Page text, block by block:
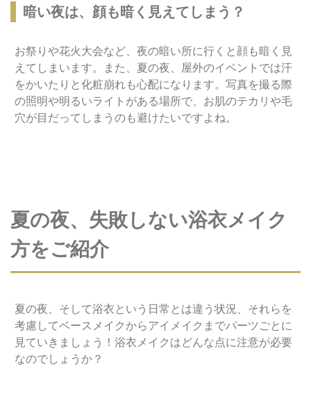
暗い夜は、顔も暗く見えてしまう？
お祭りや花火大会など、夜の暗い所に行くと顔も暗く見
えてしまいます。また、夏の夜、屋外のイベントでは汗
をかいたりと化粧崩れも心配になります。写真を撮る際
の照明や明るいライトがある場所で、お肌のテカリや毛
穴が目だってしまうのも避けたいですよね。
夏の夜、失敗しない浴衣メイク
方をご紹介
夏の夜、そして浴衣という日常とは違う状況、それらを
考慮してベースメイクからアイメイクまでパーツごとに
見ていきましょう！浴衣メイクはどんな点に注意が必要
なのでしょうか？